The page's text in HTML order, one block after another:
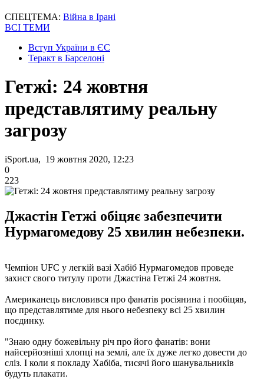
СПЕЦТЕМА: Війна в Ірані
ВСІ ТЕМИ
Вступ України в ЄС
Теракт в Барселоні
Гетжі: 24 жовтня
представлятиму реальну
загрозу
iSport.ua, 19 жовтня 2020, 12:23
0
223
Джастін Гетжі обіцяє забезпечити
Нурмагомедову 25 хвилин небезпеки.
Чемпіон UFC у легкій вазі Хабіб Нурмагомедов проведе
захист свого титулу проти Джастіна Гетжі 24 жовтня.
Американець висловився про фанатів росіянина і пообіцяв,
що представлятиме для нього небезпеку всі 25 хвилин
поєдинку.
"Знаю одну божевільну річ про його фанатів: вони
найсерйозніші хлопці на землі, але їх дуже легко довести до
сліз. І коли я покладу Хабіба, тисячі його шанувальників
будуть плакати.